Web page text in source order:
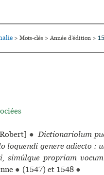
> Mots-clés > Année d’édition >
Robert] ● Dictionariolum
loquendi genere adiecto :
simúl­que propriam
● (1547) et 1548 ●